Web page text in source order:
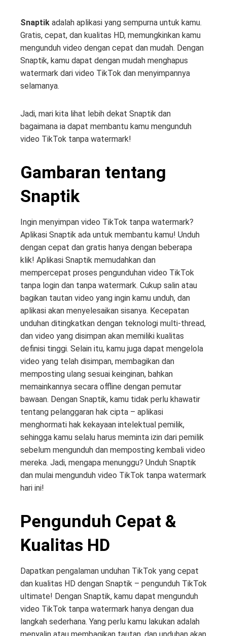
Snaptik adalah aplikasi yang sempurna untuk kamu.
Gratis, cepat, dan kualitas HD, memungkinkan kamu
mengunduh video dengan cepat dan mudah. Dengan
Snaptik, kamu dapat dengan mudah menghapus
watermark dari video TikTok dan menyimpannya
selamanya.
Jadi, mari kita lihat lebih dekat Snaptik dan
bagaimana ia dapat membantu kamu mengunduh
video TikTok tanpa watermark!
Gambaran tentang
Snaptik
Ingin menyimpan video TikTok tanpa watermark?
Aplikasi Snaptik ada untuk membantu kamu! Unduh
dengan cepat dan gratis hanya dengan beberapa
klik! Aplikasi Snaptik memudahkan dan
mempercepat proses pengunduhan video TikTok
tanpa login dan tanpa watermark. Cukup salin atau
bagikan tautan video yang ingin kamu unduh, dan
aplikasi akan menyelesaikan sisanya. Kecepatan
unduhan ditingkatkan dengan teknologi multi-thread,
dan video yang disimpan akan memiliki kualitas
definisi tinggi. Selain itu, kamu juga dapat mengelola
video yang telah disimpan, membagikan dan
memposting ulang sesuai keinginan, bahkan
memainkannya secara offline dengan pemutar
bawaan. Dengan Snaptik, kamu tidak perlu khawatir
tentang pelanggaran hak cipta – aplikasi
menghormati hak kekayaan intelektual pemilik,
sehingga kamu selalu harus meminta izin dari pemilik
sebelum mengunduh dan memposting kembali video
mereka. Jadi, mengapa menunggu? Unduh Snaptik
dan mulai mengunduh video TikTok tanpa watermark
hari ini!
Pengunduh Cepat &
Kualitas HD
Dapatkan pengalaman unduhan TikTok yang cepat
dan kualitas HD dengan Snaptik – pengunduh TikTok
ultimate! Dengan Snaptik, kamu dapat mengunduh
video TikTok tanpa watermark hanya dengan dua
langkah sederhana. Yang perlu kamu lakukan adalah